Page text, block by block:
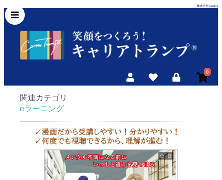
株式会社Carritra
0
関連カテゴリ
eラーニング